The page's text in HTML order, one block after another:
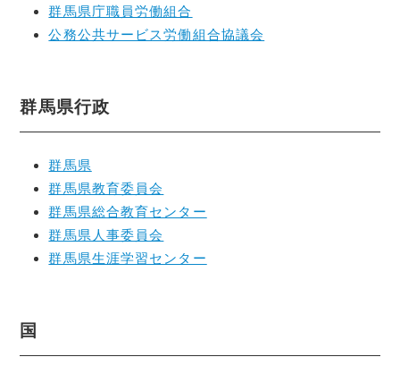
群馬県庁職員労働組合
公務公共サービス労働組合協議会
群馬県行政
群馬県
群馬県教育委員会
群馬県総合教育センター
群馬県人事委員会
群馬県生涯学習センター
国